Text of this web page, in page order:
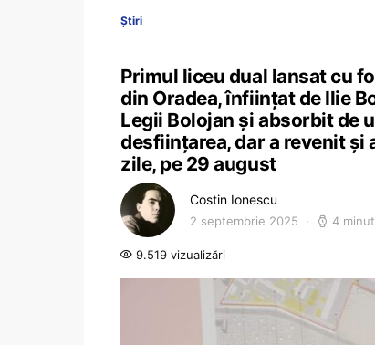
Știri
Primul liceu dual lansat cu
din Oradea, înființat de Ilie
Legii Bolojan și absorbit de
desființarea, dar a revenit și
zile, pe 29 august
Costin Ionescu
2 septembrie 2025 4
9.519 vizualizări